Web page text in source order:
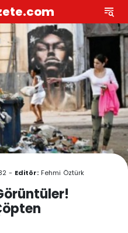
- Editör: Fehmi Öztürk